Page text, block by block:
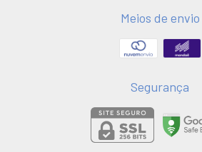
Meios de envio
Segurança